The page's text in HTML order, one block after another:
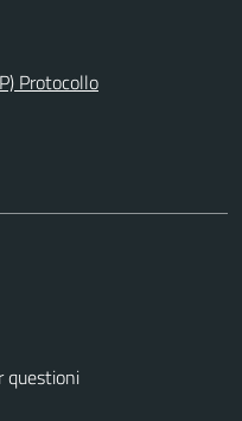
Protocollo
questioni